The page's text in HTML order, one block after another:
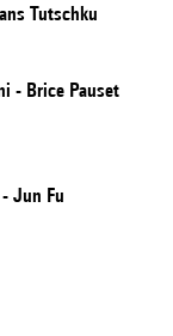
Tutschku
- Brice Pauset
Jun Fu